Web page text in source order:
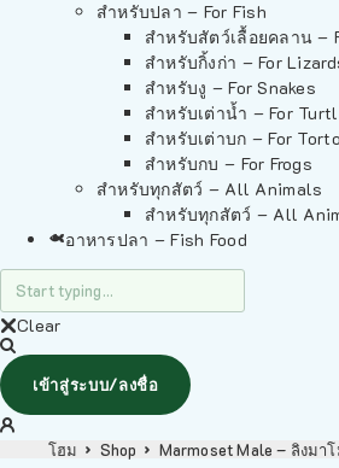
สำหรับปลา – For Fish
สำหรับสัตว์เลื้อยคลาน –
สำหรับกิ้งก่า – For
สำหรับงู – For Snakes
สำหรับเต่าน้ำ – For
สำหรับเต่าบก – For
สำหรับกบ – For Frogs
สำหรับทุกสัตว์ – All Animals
สำหรับทุกสัตว์ – All
อาหารปลา – Fish Food
Clear
เข้าสู่ระบบ/ลงชื่อ
โฮม Shop Marmoset Male – ลิงมา